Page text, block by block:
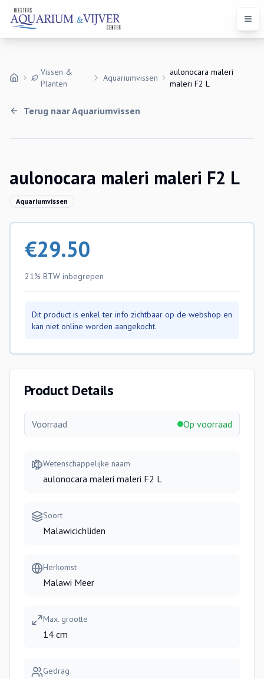
Vissen &
Planten
Aquariumvissen
aulonocara maleri
maleri F2 L
Terug naarAquariumvissen
aulonocara maleri maleri F2 L
Aquariumvissen
€29.50
21% BTW inbegrepen
Dit product is enkel ter info zichtbaar op de webshop en
kan niet online worden aangekocht.
Product Details
Voorraad Op voorraad
Wetenschappelijke naam
aulonocara maleri maleri F2 L
Soort
Malawicichliden
Herkomst
Malawi Meer
Max. grootte
14 cm
Gedrag